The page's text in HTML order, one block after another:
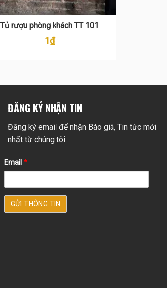
Tủ rượu phòng khách TT 101
1₫
ĐĂNG KÝ NHẬN TIN
Đăng ký email để nhận Báo giá, Tin tức mới
nhất từ chúng tôi
Email *